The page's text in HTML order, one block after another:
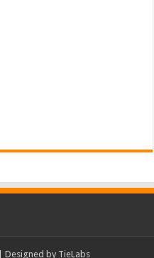
| Designed by TieLabs